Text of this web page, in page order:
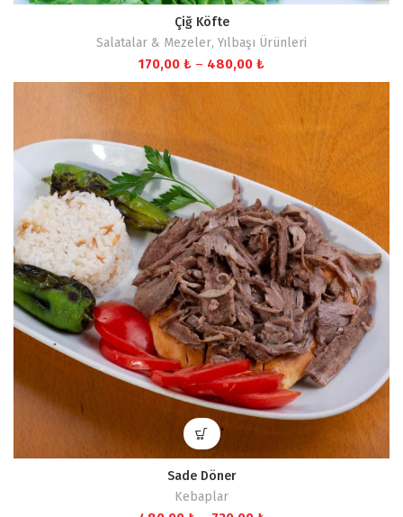
Çiğ Köfte
Salatalar & Mezeler, Yılbaşı Ürünleri
170,00 ₺ – 480,00 ₺Fiyat
aralığı:
170,00 ₺
480,00 ₺
Sade Döner
Kebaplar